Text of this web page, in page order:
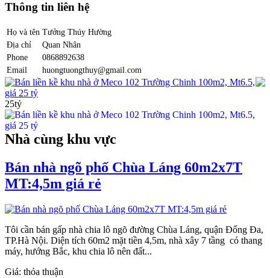
Thông tin liên hệ
Họ và tên Tưởng Thúy Hường
Địa chỉ
Quan Nhân
Phone
0868892638
Email
huongtuongthuy@gmail.com
Bán liền kề khu nhà ở Meco 102 Trường Chinh 100m2, Mt6.5,
giá 25 tỷ
25tỷ
Nhà cùng khu vực
Bán nhà ngõ phố Chùa Láng 60m2x7T
MT:4,5m giá rẻ
Tôi cần bán gấp nhà chia lô ngõ đường Chùa Láng, quận Đống Đa,
TP.Hà Nội. Diện tích 60m2 mặt tiền 4,5m, nhà xây 7 tầng có thang
máy, hướng Bắc, khu chia lô nên đất...
Giá: thỏa thuận